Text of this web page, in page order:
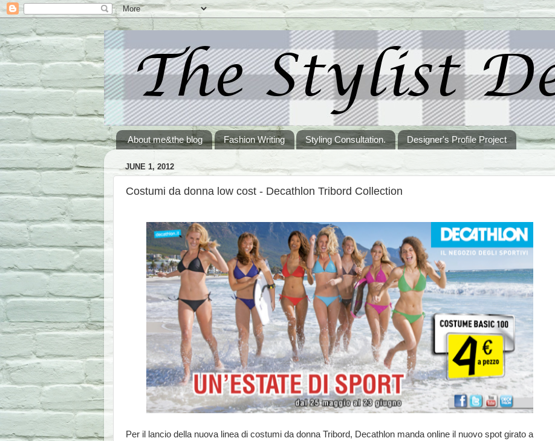
About me&the blog Fashion Writing Styling Consultation. Designer's Profile Project
JUNE 1, 2012
Costumi da donna low cost - Decathlon Tribord Collection
Per il lancio della nuova linea di costumi da donna Tribord, Decathlon manda online il nuovo spot girato a